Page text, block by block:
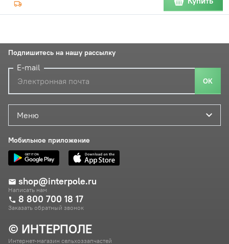
© ИНТЕРПОЛЕ
Интернет-магазин сельхоззапчастей
Меню
Мобильное приложение
shop@interpole.ru
Написать нам
8 800 700 18 17
Заказать обратный звонок
Подпишитесь на нашу рассылку
E-mail
ОК